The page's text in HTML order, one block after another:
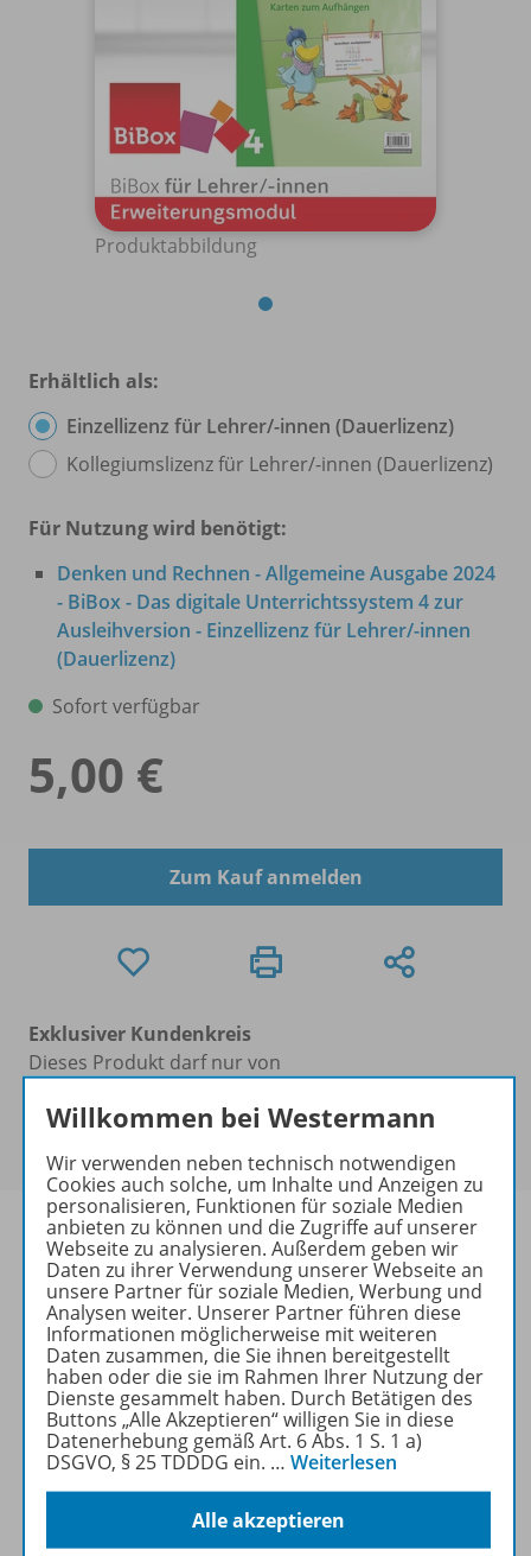
Produktabbildung
Erhältlich als:
Einzellizenz für Lehrer/-innen (Dauerlizenz)
Kollegiumslizenz für Lehrer/-innen (Dauerlizenz)
Für Nutzung wird benötigt:
Denken und Rechnen - Allgemeine Ausgabe 2024
- BiBox - Das digitale Unterrichtssystem 4 zur
Ausleihversion - Einzellizenz für Lehrer/-innen
(Dauerlizenz)
Sofort verfügbar
5,00 €
Zum Kauf anmelden
Exklusiver Kundenkreis
Dieses Produkt darf nur von
Lehrkräften und Referendaren/Referendarinnen
Produktinformationen
Beschreibung
Lizenzbedingungen
Willkommen bei Westermann
Wir verwenden neben technisch notwendigen
Cookies auch solche, um Inhalte und Anzeigen zu
personalisieren, Funktionen für soziale Medien
anbieten zu können und die Zugriffe auf unserer
Webseite zu analysieren. Außerdem geben wir
Daten zu ihrer Verwendung unserer Webseite an
unsere Partner für soziale Medien, Werbung und
Analysen weiter. Unserer Partner führen diese
Informationen möglicherweise mit weiteren
Daten zusammen, die Sie ihnen bereitgestellt
haben oder die sie im Rahmen Ihrer Nutzung der
Dienste gesammelt haben. Durch Betätigen des
Buttons „Alle Akzeptieren“ willigen Sie in diese
Datenerhebung gemäß Art. 6 Abs. 1 S. 1 a)
DSGVO, § 25 TDDDG ein. … Weiterlesen
Alle akzeptieren